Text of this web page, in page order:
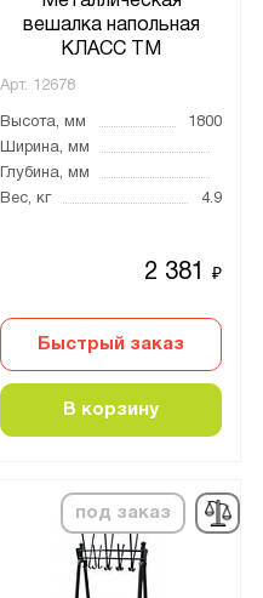
вешалка напольная
КЛАСС ТМ
Арт. 12678
Высота, мм
1800
Ширина, мм
Глубина, мм
Вес, кг
4.9
2 381₽
Быстрый заказ
В корзину
под заказ